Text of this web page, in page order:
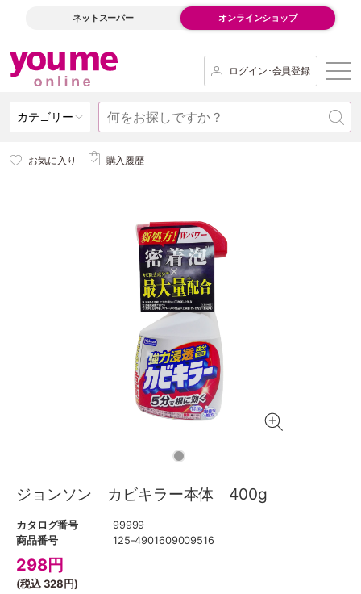
ネットスーパー オンラインショップ
ログイン･会員登録
カテゴリー
お気に入り 購入履歴
ジョンソン カビキラー本体 400g
カタログ番号
99999
商品番号
125-4901609009516
298円
(税込328円)